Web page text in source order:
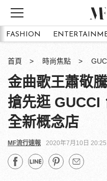
FASHION
首頁 時尚焦點
金曲歌王蕭敬
搶先逛 GUCCI
全新概念店
MF流行速報 2020年7月10日 20:25